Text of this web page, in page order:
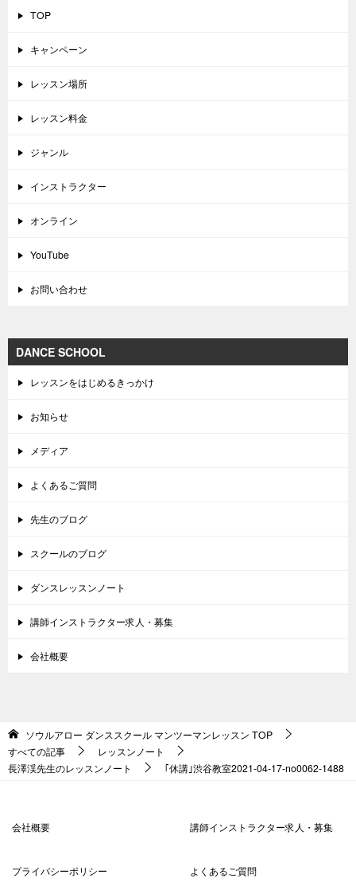
TOP
キャンペーン
レッスン場所
レッスン料金
ジャンル
インストラクター
オンライン
YouTube
お問い合わせ
DANCE SCHOOL
レッスンをはじめるきっかけ
お知らせ
メディア
よくあるご質問
先生のブログ
スクールのブログ
ダンスレッスンノート
講師インストラクター求人・募集
会社概要
ソウルアロー ダンススクール マンツーマンレッスン TOP
すべての記事
レッスンノート
長澤渓先生のレッスンノート
｢休講｣渋谷教室2021-04-17-no0062-1488
会社概要 講師インストラクター求人・募集
プライバシーポリシー よくあるご質問